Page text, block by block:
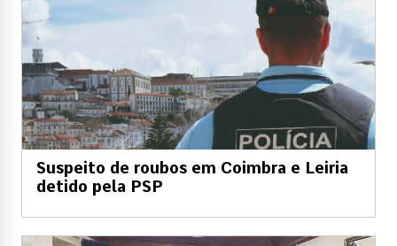
Suspeito de roubos em Coimbra e Leiria
detido pela PSP